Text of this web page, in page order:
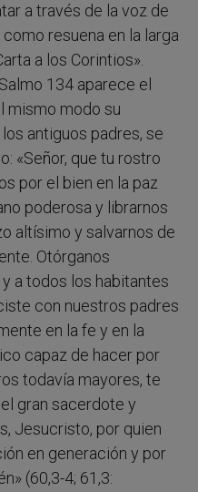
a través de la voz de
resuena en la larga
a los Corintios».
134 aparece el
mismo modo su
antiguos padres, se
«Señor, que tu rostro
por el bien en la paz
poderosa y librarnos
altísimo y salvarnos de
Otórganos
a todos los habitantes
con nuestros padres
en la fe y en la
capaz de hacer por
todavía mayores, te
gran sacerdote y
Jesucristo, por quien
en generación y por
(60,3-4; 61,3: